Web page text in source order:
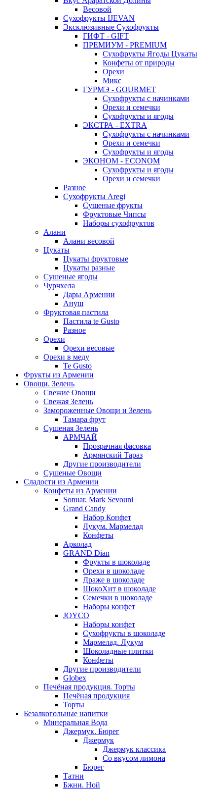
Весовой
Сухофрукты IJEVAN
Эксклюзивные Сухофрукты
ГИФТ - GIFT
ПРЕМИУМ - PREMIUM
Сухофрукты Ягоды Цукаты
Конфеты от природы
Орехи
Микс
ГУРМЭ - GOURMET
Сухофрукты с начинками
Орехи и семечки
Сухофрукты и ягоды
ЭКСТРА - EXTRA
Сухофрукты с начинками
Орехи и семечки
Сухофрукты и ягоды
ЭКОНОМ - ECONOM
Сухофрукты и ягоды
Орехи и семечки
Разное
Сухофрукты Aregi
Сушеные фрукты
Фруктовые Чипсы
Наборы сухофруктов
Алани
Алани весовой
Цукаты
Цукаты фруктовые
Цукаты разные
Сушеные ягоды
Чурчхела
Дары Армении
Ануш
Фруктовая пастила
Пастила te Gusto
Разное
Орехи
Орехи весовые
Орехи в меду
Te Gusto
Фрукты из Армении
Овощи. Зелень
Свежие Овощи
Свежая Зелень
Замороженные Овощи и Зелень
Тамара фрут
Сушеная Зелень
АРМЧАЙ
Прозрачная фасовка
Армянский Тараз
Другие производители
Сушеные Овощи
Сладости из Армении
Конфеты из Армении
Sonuar. Mark Sevouni
Grand Candy
Набор Конфет
Лукум. Мармелад
Конфеты
Арколад
GRAND Dian
Фрукты в шоколаде
Орехи в шоколаде
Драже в шоколаде
ШокоХит в шоколаде
Семечки в шоколаде
Наборы конфет
JOYCO
Наборы конфет
Сухофрукты в шоколаде
Мармелад. Лукум
Шоколадные плитки
Конфеты
Другие производители
Globex
Печёная продукция. Торты
Печёная продукция
Торты
Безалкогольные напитки
Минеральная Вода
Джермук. Бюрег
Джермук
Джермук классика
Со вкусом лимона
Бюрег
Татни
Бжни. Ной